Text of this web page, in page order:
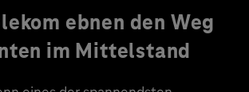
ebnen den Weg
im Mittelstand